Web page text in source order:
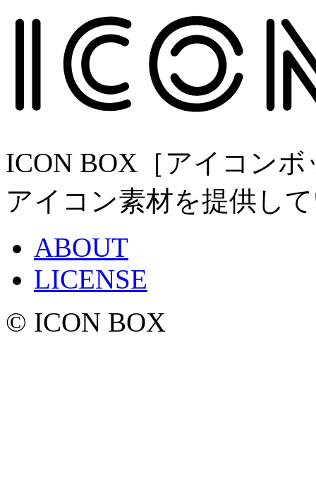
ICON BOX［アイコン
アイコン素材を提供し
ABOUT
LICENSE
© ICON BOX